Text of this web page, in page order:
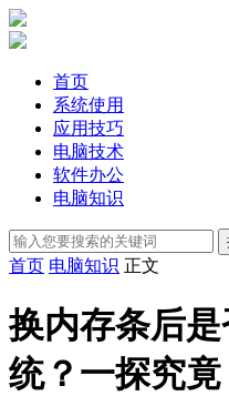
首页
系统使用
应用技巧
电脑技术
软件办公
电脑知识
首页 电脑知识 正文
换内存条后
统？一探究竟